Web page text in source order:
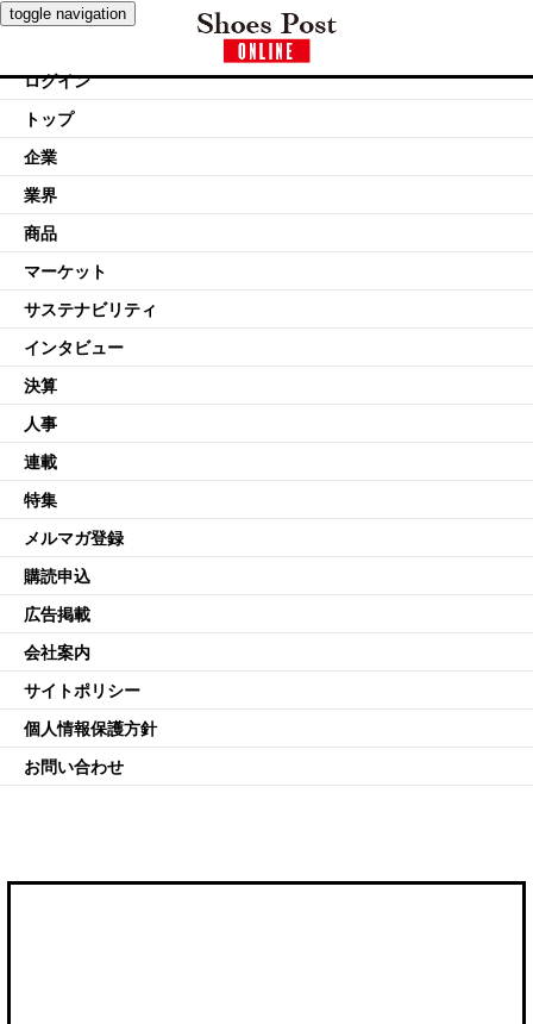
toggle navigation
ログイン
トップ
企業
業界
商品
マーケット
サステナビリティ
インタビュー
決算
人事
連載
特集
メルマガ登録
購読申込
広告掲載
会社案内
サイトポリシー
個人情報保護方針
お問い合わせ